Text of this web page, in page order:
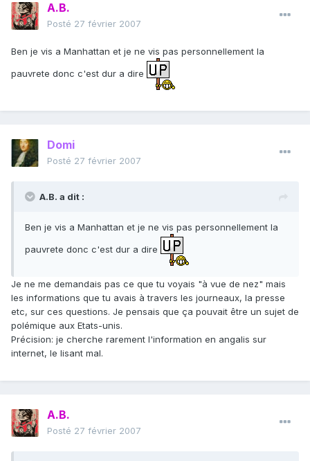
A.B.
Posté 27 février 2007
Ben je vis a Manhattan et je ne vis pas personnellement la
pauvrete donc c'est dur a dire
Domi
Posté 27 février 2007
A.B. a dit :
Ben je vis a Manhattan et je ne vis pas personnellement la
pauvrete donc c'est dur a dire
Je ne me demandais pas ce que tu voyais "à vue de nez" mais
les informations que tu avais à travers les journeaux, la presse
etc, sur ces questions. Je pensais que ça pouvait être un sujet de
polémique aux Etats-unis.
Précision: je cherche rarement l'information en angalis sur
internet, le lisant mal.
A.B.
Posté 27 février 2007